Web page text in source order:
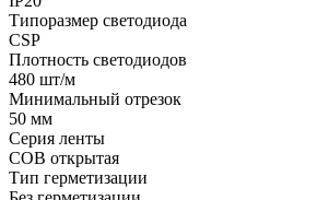
Типоразмер светодиода
CSP
Плотность светодиодов
480 шт/м
Минимальный отрезок
50 мм
Серия ленты
COB открытая
Тип герметизации